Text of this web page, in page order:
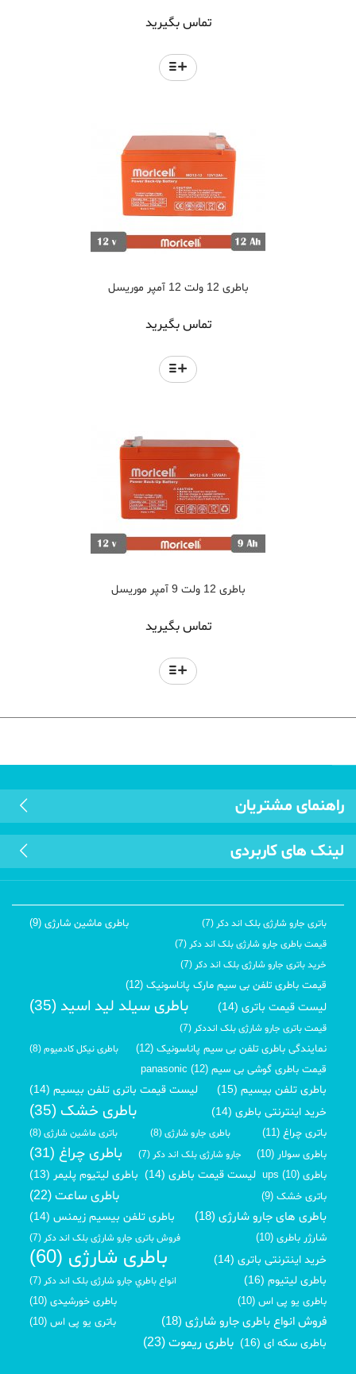
تماس بگیرید
باطری 12 ولت 12 آمپر موریسل
تماس بگیرید
باطری 12 ولت 9 آمپر موریسل
تماس بگیرید
راهنمای مشتریان
لینک های کاربردی
باتری جارو شارژی بلک اند دکر (7) باطری ماشین شارژی (9)
قیمت باطری جارو شارژی بلک اند دکر (7)
خرید باتری جارو شارژی بلک اند دکر (7)
قیمت باطری تلفن بی سیم مارک پاناسونیک (12)
لیست قیمت باتری (14) باطری سیلد لید اسید (35)
قیمت باتری جارو شارژی بلک انددکر (7)
نمایندگی باطری تلفن بی سیم پاناسونیک (12) باطری نیکل کادمیوم (8)
قیمت باطری گوشی بی سیم panasonic (12)
باطری تلفن بیسیم (15)
لیست قیمت باتری تلفن بیسیم (14)
خرید اینترنتی باطری (14)
باطری خشک (35)
باتری چراغ (11) باطری جارو شارژی (8) باتری ماشین شارژی (8)
باطری سولار (10) جارو شارژی بلک اند دکر (7) باطری چراغ (31)
باطری ups (10) لیست قیمت باطری (14) باطری لیتیوم پلیمر (13)
باتری خشک (9) باطری ساعت (22)
باطری های جارو شارژی (18) باطری تلفن بیسیم زیمنس (14)
شارژر باطری (10) فروش باتری جارو شارژی بلک اند دکر (7)
خرید اینترنتی باتری (14) باطری شارژی (60)
باطری لیتیوم (16) انواع باطري جارو شارژی بلک اند دکر (7)
باطری یو پی اس (10) باطری خورشیدی (10)
فروش انواع باطری جارو شارژی (18) باتری یو پی اس (10)
باطری سکه ای (16) باطری ریموت (23)